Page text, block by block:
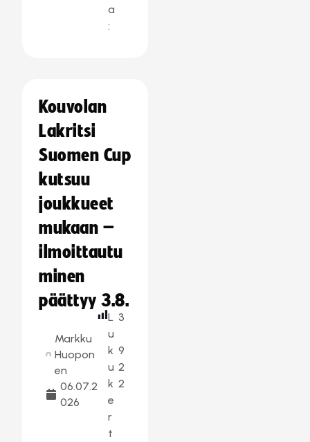
a
:
Kouvolan
Lakritsi
Suomen Cup
kutsuu
joukkueet
mukaan –
ilmoittautu
minen
päättyy 3.8.
Markku
Huopon
en
06.07.2
026
L
u
k
u
k
e
r
t
3
9
2
2